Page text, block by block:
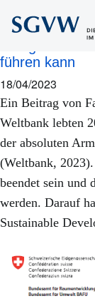
führen kann
18/04/2023
Ein Beitrag von
Weltbank lebten
der absoluten
(Weltbank,
beendet sein und
werden. Darauf
Sustainable